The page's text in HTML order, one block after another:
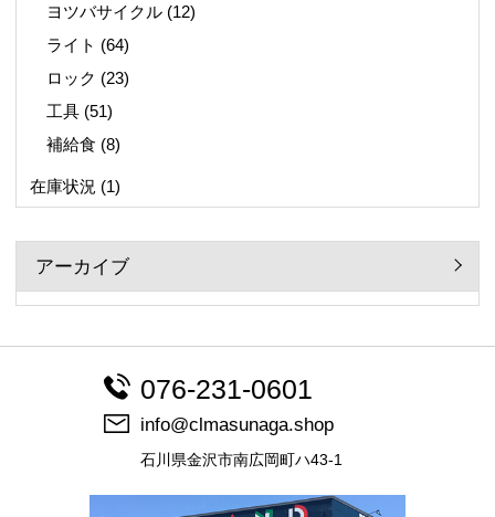
ヨツバサイクル (12)
ライト (64)
ロック (23)
工具 (51)
補給食 (8)
在庫状況 (1)
アーカイブ
076-231-0601
info@clmasunaga.shop
石川県金沢市南広岡町ハ43-1